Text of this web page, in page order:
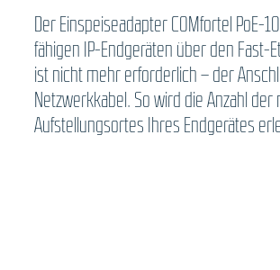
Der Einspeiseadapter COMfortel
fähigen IP-Endgeräten über den Fast-
ist nicht mehr erforderlich – der
Netzwerkkabel. So wird die Anzahl
Aufstellungsortes Ihres Endgerätes